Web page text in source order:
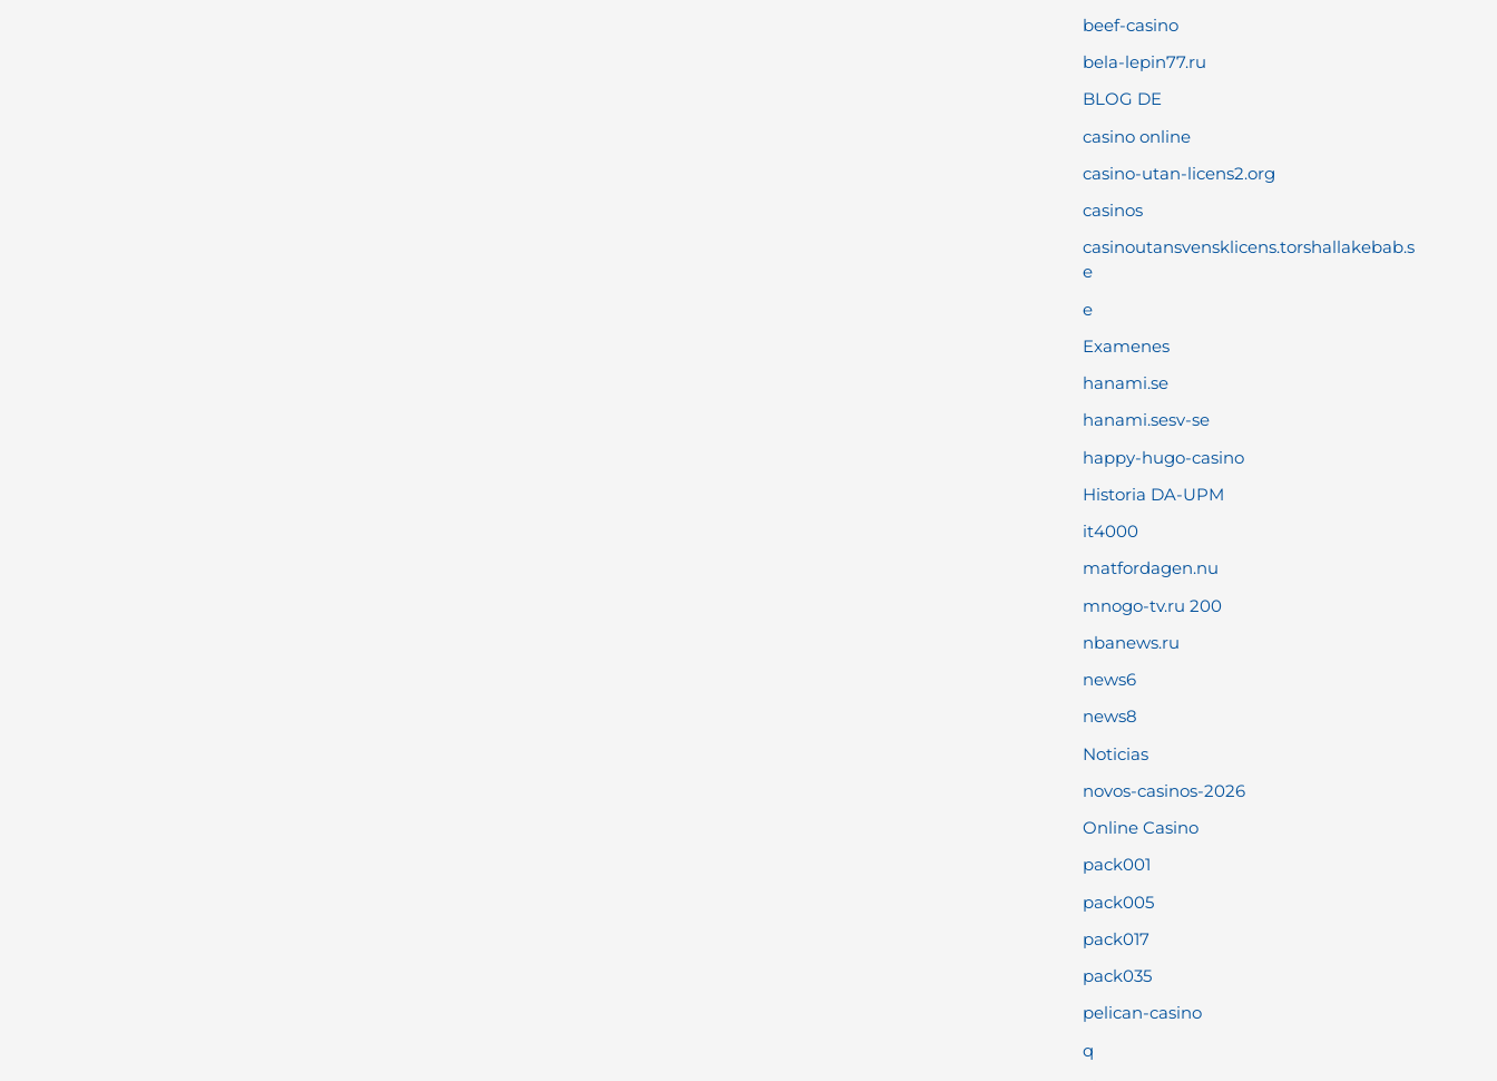
beef-casino
bela-lepin77.ru
BLOG DE
casino online
casino-utan-licens2.org
casinos
casinoutansvensklicens.torshallakebab.s
e
e
Examenes
hanami.se
hanami.sesv-se
happy-hugo-casino
Historia DA-UPM
it4000
matfordagen.nu
mnogo-tv.ru 200
nbanews.ru
news6
news8
Noticias
novos-casinos-2026
Online Casino
pack001
pack005
pack017
pack035
pelican-casino
q